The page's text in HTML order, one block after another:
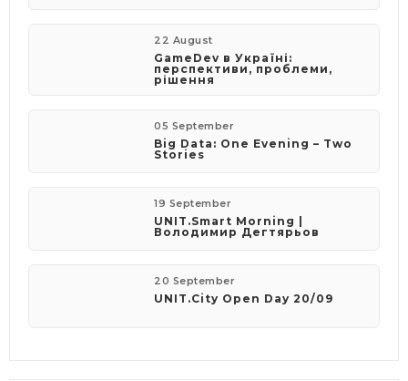
22 August
GameDev в Україні:
перспективи, проблеми,
рішення
05 September
Big Data: One Evening – Two
Stories
19 September
UNIT.Smart Morning |
Володимир Дегтярьов
20 September
UNIT.City Open Day 20/09